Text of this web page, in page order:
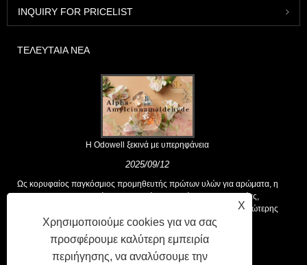
INQUIRY FOR PRICELIST
ΤΕΛΕΥΤΑΊΑ ΝΈΑ
Η Odowell ξεκινά με υπερηφάνεια
2025/09/12
Ως κορυφαίος παγκόσμιος προμηθευτής πρώτων υλών για αρώματα, η
Odowell υποστηρίζει μια βασική φιλοσοφία της "καινοτομίας,
επικεντρωμένης στην ποιότητα", που παρέχει σταθερά λύσεις ανώτερης
αρωτικής στους πελάτες παγκοσμίως.
X
Χρησιμοποιούμε cookies για να σας
προσφέρουμε καλύτερη εμπειρία
περιήγησης, να αναλύσουμε την